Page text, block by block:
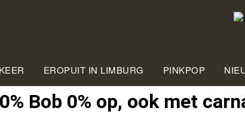
EROPUIT IN LIMBURG PINKPOP
Bob 0% op, ook met